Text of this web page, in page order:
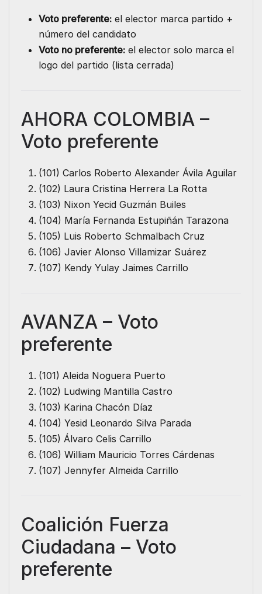
Voto preferente: el elector marca partido +
número del candidato
Voto no preferente: el elector solo marca el
logo del partido (lista cerrada)
AHORA COLOMBIA –
Voto preferente
(101) Carlos Roberto Alexander Ávila Aguilar
(102) Laura Cristina Herrera La Rotta
(103) Nixon Yecid Guzmán Builes
(104) María Fernanda Estupiñán Tarazona
(105) Luis Roberto Schmalbach Cruz
(106) Javier Alonso Villamizar Suárez
(107) Kendy Yulay Jaimes Carrillo
AVANZA – Voto
preferente
(101) Aleida Noguera Puerto
(102) Ludwing Mantilla Castro
(103) Karina Chacón Díaz
(104) Yesid Leonardo Silva Parada
(105) Álvaro Celis Carrillo
(106) William Mauricio Torres Cárdenas
(107) Jennyfer Almeida Carrillo
Coalición Fuerza
Ciudadana – Voto
preferente